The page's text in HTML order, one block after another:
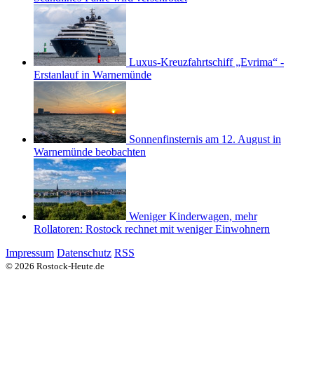
Luxus-Kreuzfahrtschiff „Evrima“ -
Erstanlauf in Warnemünde
Sonnenfinsternis am 12. August in
Warnemünde beobachten
Weniger Kinderwagen, mehr
Rollatoren: Rostock rechnet mit weniger Einwohnern
Impressum Datenschutz RSS
© 2026 Rostock-Heute.de